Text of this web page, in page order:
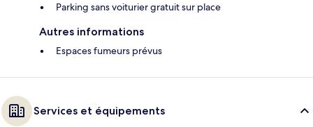
Parking sans voiturier gratuit sur place
Autres informations
Espaces fumeurs prévus
Services et équipements